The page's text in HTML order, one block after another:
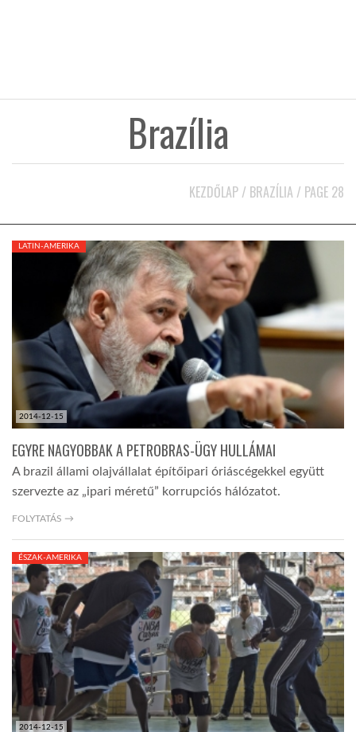
HÍR3D
TROPICALMAGAZIN
GLOBOTV
AFRIKA TUDÁSTÁR
A NAP SZÉPE
LINKTR.EE
DOBRAVERO.HU
LATIMO.HU
GLOBOBOOK
Brazília
KEZDŐLAP / BRAZÍLIA / PAGE 28
2014-12-15
LATIN-AMERIKA
EGYRE NAGYOBBAK A PETROBRAS-ÜGY HULLÁMAI
A brazil állami olajvállalat építőipari óriáscégekkel együtt
szervezte az „ipari méretű” korrupciós hálózatot.
FOLYTATÁS →
2014-12-15
ÉSZAK-AMERIKA